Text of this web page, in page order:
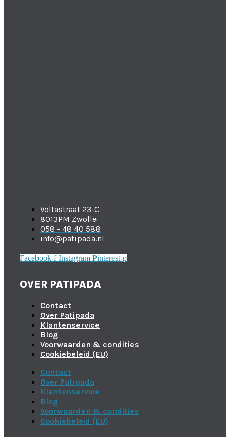
Voltastraat 23-C
8013PM Zwolle
058 - 48 40 588
info@patipada.nl
Facebook-f Instagram Pinterest-p
OVER PATIPADA
Contact
Over Patipada
Klantenservice
Blog
Voorwaarden & condities
Cookiebeleid (EU)
Contact
Over Patipada
Klantenservice
Blog
Voorwaarden & condities
Cookiebeleid (EU)